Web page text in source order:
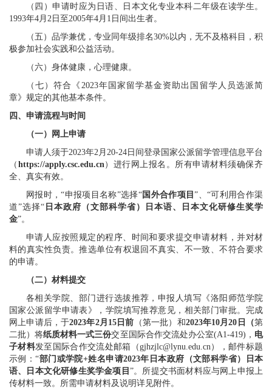
（四）申请时应为日语、日本文化专业本科二年级在读学生。
1993年4 月 2 日至 2005年4 月 1 日间出生者。
（五）品学兼优，专业同年级排名30%以内，无不及格科目，积
极参加社会实践和公益活动。
（六）身体健康，心理健康。
（七）符合《 2023年国家留学基金资助出国留学人员选派简
章》规定的其他基本条件。
四 、申请流程与时间
（一）网上申请
申请人须于2023年2 月 20-24 日 间登录国家公派留学管理信息平台
（ https://apply.csc.edu.cn ）进行网上报名。所有申请材料须确保齐
全、真实有效。
网报时，“申报项目名称”选择“国外合作项目”、“可利用合作渠
道”选择“ 日本政府（文部科学省）日本语、日本文化研修生奖学
金”。
申请人应按照规定的程序、时间和要求提交申请材料，并对材
料的真实性负责。推选单位有权退回不真实、不一致、不符合要求
的申请。
（二）材料提交
各相关学院、部门进行选拔推荐，申报人填写《洛阳师范学院
国家公派留学申请表》，学院填写推荐意见，相关部门审批。完成
网上申请后，于2023年2月 15 日前 （第一批）和2023年10 月20 日（第
二批）将纸质材料一式三份交至 国际合作交流处办公室(A1-419) ， 电
子材料发至国际合作交流处邮箱（gjhzjlc@lynu.edu.cn ），邮件标题
示例：“部门或学院+姓名申请2023年日本政府（文部科学省）日本
语、日本文化研修生奖学金项目 ”。所提交书面材料应与网上申报上
传材料一致。所需申请材料及说明详见附件。